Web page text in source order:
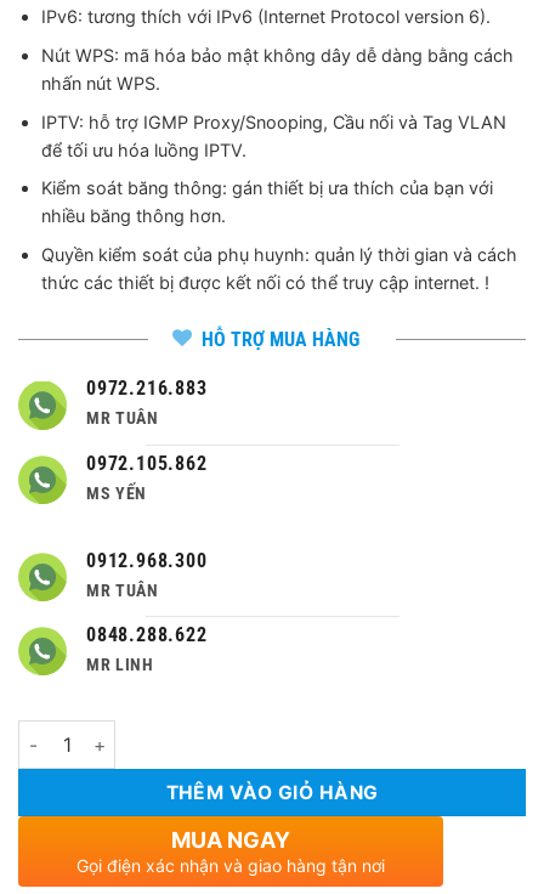
IPv6: tương thích với IPv6 (Internet Protocol version 6).
Nút WPS: mã hóa bảo mật không dây dễ dàng bằng cách
nhấn nút WPS.
IPTV: hỗ trợ IGMP Proxy/Snooping, Cầu nối và Tag VLAN
để tối ưu hóa luồng IPTV.
Kiểm soát băng thông: gán thiết bị ưa thích của bạn với
nhiều băng thông hơn.
Quyền kiểm soát của phụ huynh: quản lý thời gian và cách
thức các thiết bị được kết nối có thể truy cập internet. !
HỖ TRỢ MUA HÀNG
0972.216.883
MR TUÂN
0972.105.862
MS YẾN
0912.968.300
MR TUÂN
0848.288.622
MR LINH
Số lượng
THÊM VÀO GIỎ HÀNG
MUA NGAY
Gọi điện xác nhận và giao hàng tận nơi